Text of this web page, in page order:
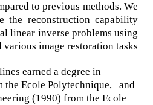
to previous methods. We
the reconstruction capability
linear inverse problems using
image restoration tasks.
earned a degree in
the Ecole Polytechnique, and
(1990) from the Ecole